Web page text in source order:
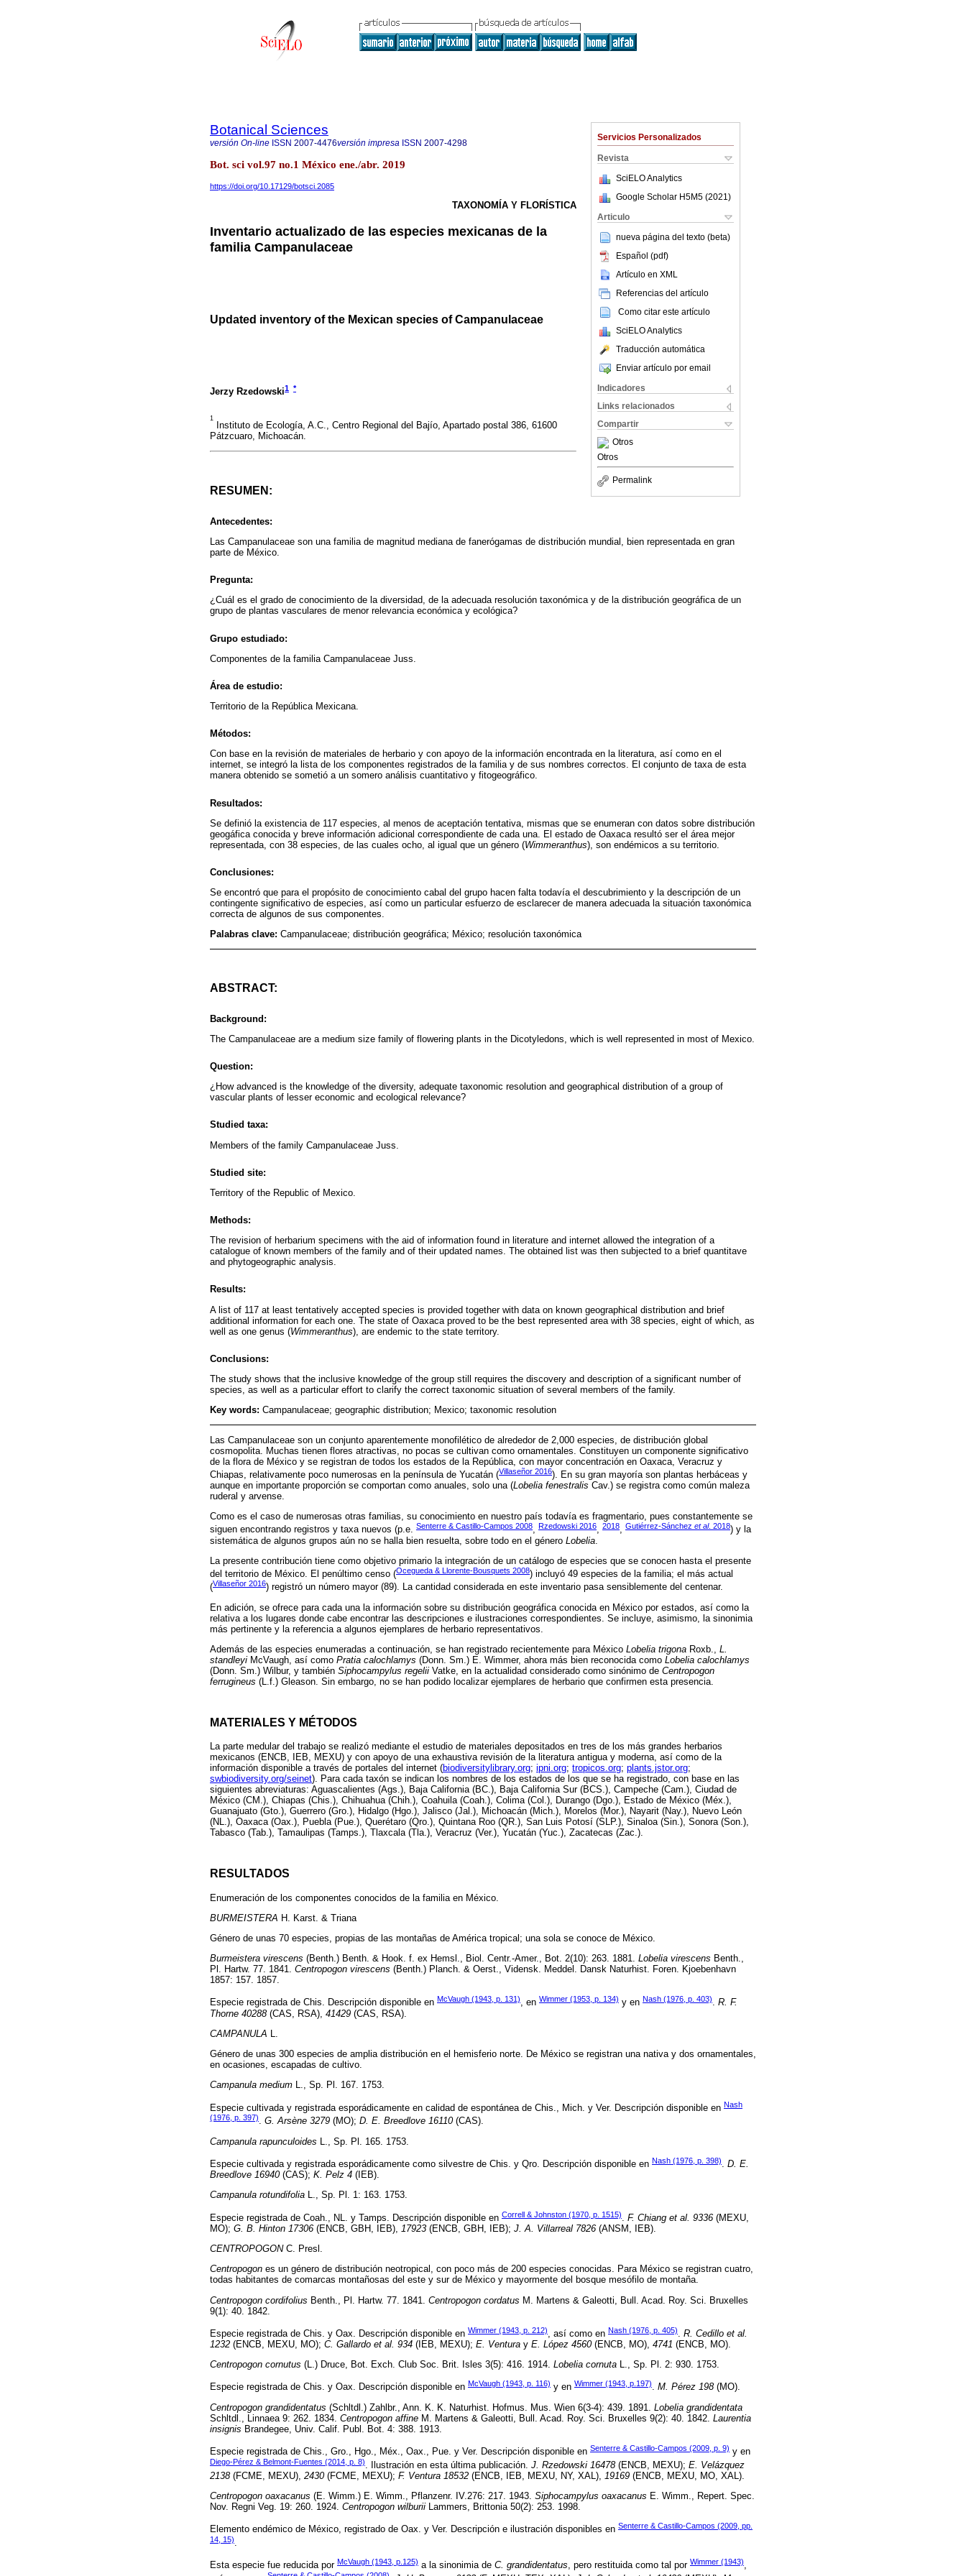
Servicios Personalizados
Revista
SciELO Analytics
Google Scholar H5M5 (2021 )
Articulo
nueva página del texto (beta)
Español (pdf)
Artículo en XML
Referencias del artículo
Como citar este artículo
SciELO Analytics
Traducción automática
Enviar artículo por email
Indicadores
Links relacionados
Compartir
Otros
Otros
Permalink
Botanical Sciences
versión On-line ISSN 2007-4476versión impresa ISSN 2007-4298
Bot. sci vol.97 no.1 México ene./abr. 2019
https://doi.org/10.17129/botsci.2085
TAXONOMÍA Y FLORÍSTICA
Inventario actualizado de las especies mexicanas de la
familia Campanulaceae
Updated inventory of the Mexican species of Campanulaceae
Jerzy Rzedowski1 *
1
Instituto de Ecología, A.C., Centro Regional del Bajío, Apartado postal 386, 61600
Pátzcuaro, Michoacán.
RESUMEN:
Antecedentes:
Las Campanulaceae son una familia de magnitud mediana de fanerógamas de distribución mundial, bien representada en gran
parte de México.
Pregunta:
¿Cuál es el grado de conocimiento de la diversidad, de la adecuada resolución taxonómica y de la distribución geográfica de un
grupo de plantas vasculares de menor relevancia económica y ecológica?
Grupo estudiado:
Componentes de la familia Campanulaceae Juss.
Área de estudio:
Territorio de la República Mexicana.
Métodos:
Con base en la revisión de materiales de herbario y con apoyo de la información encontrada en la literatura, así como en el
internet, se integró la lista de los componentes registrados de la familia y de sus nombres correctos. El conjunto de taxa de esta
manera obtenido se sometió a un somero análisis cuantitativo y fitogeográfico.
Resultados:
Se definió la existencia de 117 especies, al menos de aceptación tentativa, mismas que se enumeran con datos sobre distribución
geogáfica conocida y breve información adicional correspondiente de cada una. El estado de Oaxaca resultó ser el área mejor
representada, con 38 especies, de las cuales ocho, al igual que un género (Wimmeranthus), son endémicos a su territorio.
Conclusiones:
Se encontró que para el propósito de conocimiento cabal del grupo hacen falta todavía el descubrimiento y la descripción de un
contingente significativo de especies, así como un particular esfuerzo de esclarecer de manera adecuada la situación taxonómica
correcta de algunos de sus componentes.
Palabras clave: Campanulaceae; distribución geográfica; México; resolución taxonómica
ABSTRACT:
Background:
The Campanulaceae are a medium size family of flowering plants in the Dicotyledons, which is well represented in most of Mexico.
Question:
¿How advanced is the knowledge of the diversity, adequate taxonomic resolution and geographical distribution of a group of
vascular plants of lesser economic and ecological relevance?
Studied taxa:
Members of the family Campanulaceae Juss.
Studied site:
Territory of the Republic of Mexico.
Methods:
The revision of herbarium specimens with the aid of information found in literature and internet allowed the integration of a
catalogue of known members of the family and of their updated names. The obtained list was then subjected to a brief quantitave
and phytogeographic analysis.
Results:
A list of 117 at least tentatively accepted species is provided together with data on known geographical distribution and brief
additional information for each one. The state of Oaxaca proved to be the best represented area with 38 species, eight of which, as
well as one genus (Wimmeranthus), are endemic to the state territory.
Conclusions:
The study shows that the inclusive knowledge of the group still requires the discovery and description of a significant number of
species, as well as a particular effort to clarify the correct taxonomic situation of several members of the family.
Key words: Campanulaceae; geographic distribution; Mexico; taxonomic resolution
Las Campanulaceae son un conjunto aparentemente monofilético de alrededor de 2,000 especies, de distribución global
cosmopolita. Muchas tienen flores atractivas, no pocas se cultivan como ornamentales. Constituyen un componente significativo
de la flora de México y se registran de todos los estados de la República, con mayor concentración en Oaxaca, Veracruz y
Chiapas, relativamente poco numerosas en la península de Yucatán (Villaseñor 2016). En su gran mayoría son plantas herbáceas y
aunque en importante proporción se comportan como anuales, solo una (Lobelia fenestralis Cav.) se registra como común maleza
ruderal y arvense.
Como es el caso de numerosas otras familias, su conocimiento en nuestro país todavía es fragmentario, pues constantemente se
siguen encontrando registros y taxa nuevos (p.e. Senterre & Castillo-Campos 2008, Rzedowski 2016, 2018, Gutiérrez-Sánchez et al. 2018) y la
sistemática de algunos grupos aún no se halla bien resuelta, sobre todo en el género Lobelia
La presente contribución tiene como objetivo primario la integración de un catálogo de especies que se conocen hasta el presente
del territorio de México. El penúltimo censo (Ocegueda & Llorente-Bousquets 2008) incluyó 49 especies de la familia; el más actual
(Villaseñor 2016) registró un número mayor (89). La cantidad considerada en este inventario pasa sensiblemente del centenar.
En adición, se ofrece para cada una la información sobre su distribución geográfica conocida en México por estados, así como la
relativa a los lugares donde cabe encontrar las descripciones e ilustraciones correspondientes. Se incluye, asimismo, la sinonimia
más pertinente y la referencia a algunos ejemplares de herbario representativos.
Además de las especies enumeradas a continuación, se han registrado recientemente para México Lobelia trigona Roxb., L.
standleyi McVaugh, así como Pratia calochlamys (Donn. Sm.) E. Wimmer, ahora más bien reconocida como Lobelia calochlamys
(Donn. Sm.) Wilbur, y también Siphocampylus regelii Vatke, en la actualidad considerado como sinónimo de Centropogon
ferrugineus (L.f.) Gleason. Sin embargo, no se han podido localizar ejemplares de herbario que confirmen esta presencia.
MATERIALES Y MÉTODOS
La parte medular del trabajo se realizó mediante el estudio de materiales depositados en tres de los más grandes herbarios
mexicanos (ENCB, IEB, MEXU) y con apoyo de una exhaustiva revisión de la literatura antigua y moderna, así como de la
información disponible a través de portales del internet (biodiversitylibrary.org; ipni.org; tropicos.org; plants.jstor.org;
swbiodiversity.org/seinet). Para cada taxón se indican los nombres de los estados de los que se ha registrado, con base en las
siguientes abreviaturas: Aguascalientes (Ags.), Baja California (BC.), Baja California Sur (BCS.), Campeche (Cam.), Ciudad de
México (CM.), Chiapas (Chis.), Chihuahua (Chih.), Coahuila (Coah.), Colima (Col.), Durango (Dgo.), Estado de México (Méx.),
Guanajuato (Gto.), Guerrero (Gro.), Hidalgo (Hgo.), Jalisco (Jal.), Michoacán (Mich.), Morelos (Mor.), Nayarit (Nay.), Nuevo León
(NL.), Oaxaca (Oax.), Puebla (Pue.), Querétaro (Qro.), Quintana Roo (QR.), San Luis Potosí (SLP.), Sinaloa (Sin.), Sonora (Son.),
Tabasco (Tab.), Tamaulipas (Tamps.), Tlaxcala (Tla.), Veracruz (Ver.), Yucatán (Yuc.), Zacatecas (Zac.).
RESULTADOS
Enumeración de los componentes conocidos de la familia en México.
BURMEISTERA H. Karst. & Triana
Género de unas 70 especies, propias de las montañas de América tropical; una sola se conoce de México.
Burmeistera virescens (Benth.) Benth. & Hook. f. ex Hemsl., Biol. Centr.-Amer., Bot. 2(10): 263. 1881. Lobelia virescens Benth.,
Pl. Hartw. 77. 1841. Centropogon virescens (Benth.) Planch. & Oerst., Vidensk. Meddel. Dansk Naturhist. Foren. Kjoebenhavn
1857: 157. 1857.
Especie registrada de Chis. Descripción disponible en McVaugh (1943, p. 131), en Wimmer (1953, p. 134) y en Nash (1976, p. 403). R. F.
Thorne 40288(CAS, RSA), 41429 (CAS, RSA).
CAMPANULA L.
Género de unas 300 especies de amplia distribución en el hemisferio norte. De México se registran una nativa y dos ornamentales,
en ocasiones, escapadas de cultivo.
Campanula medium L., Sp. Pl. 167. 1753.
Especie cultivada y registrada esporádicamente en calidad de espontánea de Chis., Mich. y Ver. Descripción disponible en Nash
(1976, p. 397). G. Arsène 3279 (MO); D. E. Breedlove 16110(CAS).
Campanula rapunculoides L., Sp. Pl. 165. 1753.
Especie cultivada y registrada esporádicamente como silvestre de Chis. y Qro. Descripción disponible en Nash (1976, p. 398). D. E.
Breedlove 16940(CAS); K. Pelz 4 (IEB).
Campanula rotundifolia L., Sp. Pl. 1: 163. 1753.
Especie registrada de Coah., NL. y Tamps. Descripción disponible en Correll & Johnston (1970, p. 1515) F. Chiang et al. 9336 (MEXU,
MO); G. B. Hinton 17306 (ENCB, GBH, IEB), 17923 (ENCB, GBH, IEB); J. A. Villarreal 7826 (ANSM, IEB).
CENTROPOGONC. Presl.
Centropogon es un género de distribución neotropical, con poco más de 200 especies conocidas. Para México se registran cuatro,
todas habitantes de comarcas montañosas del este y sur de México y mayormente del bosque mesófilo de montaña.
Centropogon cordifolius Benth., Pl. Hartw. 77. 1841. Centropogon cordatus M. Martens & Galeotti, Bull. Acad. Roy. Sci. Bruxelles
9(1): 40. 1842.
Especie registrada de Chis. y Oax. Descripción disponible en Wimmer (1943, p. 212), así como en Nash (1976, p. 405). R. Cedillo et al.
1232 (ENCB, MEXU, MO); C. Gallardo et al. 934 (IEB, MEXU); E. Ventura y E. López 4560(ENCB, MO), 4741 (ENCB, MO).
Centropogon cornutus (L.) Druce, Bot. Exch. Club Soc. Brit. Isles 3(5): 416. 1914. Lobelia cornuta L., Sp. Pl. 2: 930. 1753.
Especie registrada de Chis. y Oax. Descripción disponible en McVaugh (1943, p. 116) y en Wimmer (1943, p.197). M. Pérez 198(MO).
Centropogon grandidentatus (Schltdl.) Zahlbr., Ann. K. K. Naturhist. Hofmus. Mus. Wien 6(3-4): 439. 1891. Lobelia grandidentata
Schltdl., Linnaea 9: 262. 1834. Centropogon affine M. Martens & Galeotti, Bull. Acad. Roy. Sci. Bruxelles 9(2): 40. 1842. Laurentia
insignis Brandegee, Univ. Calif. Publ. Bot. 4: 388. 1913.
Especie registrada de Chis., Gro., Hgo., Méx., Oax., Pue. y Ver. Descripción disponible en Senterre & Castillo-Campos (2009, p. 9) y en
Diego-Pérez & Belmont-Fuentes (2014, p. 8). Ilustración en esta última publicación. J. Rzedowski 16478(ENCB, MEXU); E. Velázquez
2138(FCME, MEXU), 2430(FCME, MEXU); F. Ventura 18532 (ENCB, IEB, MEXU, NY, XAL), 19169 (ENCB, MEXU, MO, XAL).
Centropogon oaxacanus (E. Wimm.) E. Wimm., Pflanzenr. IV.276: 217. 1943. Siphocampylus oaxacanus E. Wimm., Repert. Spec.
Nov. Regni Veg. 19: 260. 1924. Centropogon wilburii Lammers, Brittonia 50(2): 253. 1998.
Elemento endémico de México, registrado de Oax. y Ver. Descripción e ilustración disponibles en Senterre & Castillo-Campos (2009, pp.
14, 15).
Esta especie fue reducida por McVaugh (1943, p.125) a la sinonimia de C. grandidentatus, pero restituida como tal por Wimmer (1943),